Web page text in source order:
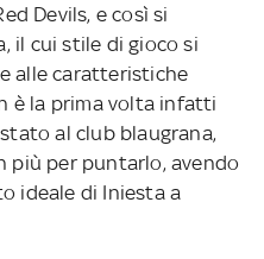
Devils, e così si
il cui stile di gioco si
alle caratteristiche
è la prima volta infatti
al club blaugrana,
più per puntarlo, avendo
ideale di Iniesta a